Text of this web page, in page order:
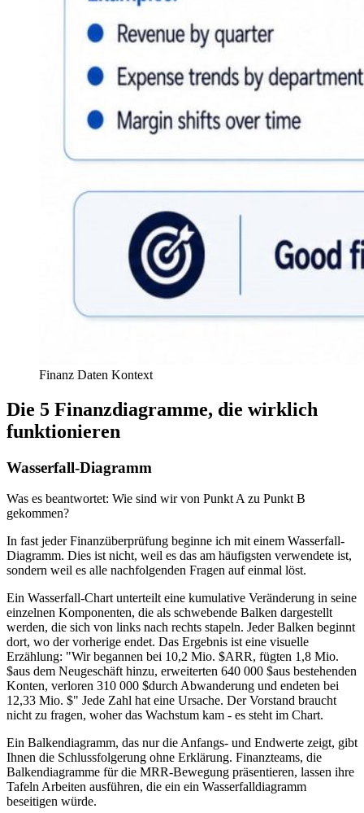
Finanz Daten Kontext
Die 5 Finanzdiagramme, die wirklich
funktionieren
Wasserfall-Diagramm
Was es beantwortet: Wie sind wir von Punkt A zu Punkt B
gekommen?
In fast jeder Finanzüberprüfung beginne ich mit einem Wasserfall-
Diagramm. Dies ist nicht, weil es das am häufigsten verwendete ist,
sondern weil es alle nachfolgenden Fragen auf einmal löst.
Ein Wasserfall-Chart unterteilt eine kumulative Veränderung in seine
einzelnen Komponenten, die als schwebende Balken dargestellt
werden, die sich von links nach rechts stapeln. Jeder Balken beginnt
dort, wo der vorherige endet. Das Ergebnis ist eine visuelle
Erzählung: "Wir begannen bei 10,2 Mio. $ARR, fügten 1,8 Mio.
$aus dem Neugeschäft hinzu, erweiterten 640 000 $aus bestehenden
Konten, verloren 310 000 $durch Abwanderung und endeten bei
12,33 Mio. $" Jede Zahl hat eine Ursache. Der Vorstand braucht
nicht zu fragen, woher das Wachstum kam - es steht im Chart.
Ein Balkendiagramm, das nur die Anfangs- und Endwerte zeigt, gibt
Ihnen die Schlussfolgerung ohne Erklärung. Finanzteams, die
Balkendiagramme für die MRR-Bewegung präsentieren, lassen ihre
Tafeln Arbeiten ausführen, die ein ein Wasserfalldiagramm
beseitigen würde.